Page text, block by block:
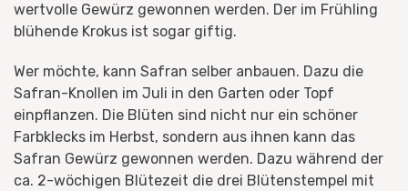
wertvolle Gewürz gewonnen werden. Der im Frühling
blühende Krokus ist sogar giftig.
Wer möchte, kann Safran selber anbauen. Dazu die
Safran-Knollen im Juli in den Garten oder Topf
einpflanzen. Die Blüten sind nicht nur ein schöner
Farbklecks im Herbst, sondern aus ihnen kann das
Safran Gewürz gewonnen werden. Dazu während der
ca. 2-wöchigen Blütezeit die drei Blütenstempel mit